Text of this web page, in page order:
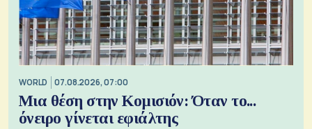
WORLD 07.08.2026, 07:00
Μια θέση στην Κομισιόν: Όταν το...
όνειρο γίνεται εφιάλτης